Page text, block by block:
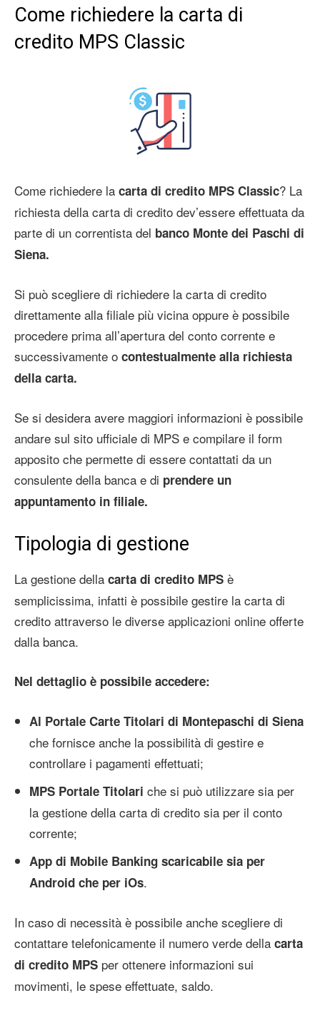
Come richiedere la carta di
credito MPS Classic
Come richiedere la carta di credito MPS Classic? La
richiesta della carta di credito dev’essere effettuata da
parte di un correntista del banco Monte dei Paschi di
Siena.
Si può scegliere di richiedere la carta di credito
direttamente alla filiale più vicina oppure è possibile
procedere prima all’apertura del conto corrente e
successivamente o contestualmente alla richiesta
della carta.
Se si desidera avere maggiori informazioni è possibile
andare sul sito ufficiale di MPS e compilare il form
apposito che permette di essere contattati da un
consulente della banca e di prendere un
appuntamento in filiale.
Tipologia di gestione
La gestione della carta di credito MPS è
semplicissima, infatti è possibile gestire la carta di
credito attraverso le diverse applicazioni online offerte
dalla banca.
Nel dettaglio è possibile accedere:
Al Portale Carte Titolari di Montepaschi di Siena
che fornisce anche la possibilità di gestire e
controllare i pagamenti effettuati;
MPS Portale Titolari che si può utilizzare sia per
la gestione della carta di credito sia per il conto
corrente;
App di Mobile Banking scaricabile sia per
Android che per iOs.
In caso di necessità è possibile anche scegliere di
contattare telefonicamente il numero verde della carta
di credito MPS per ottenere informazioni sui
movimenti, le spese effettuate, saldo.